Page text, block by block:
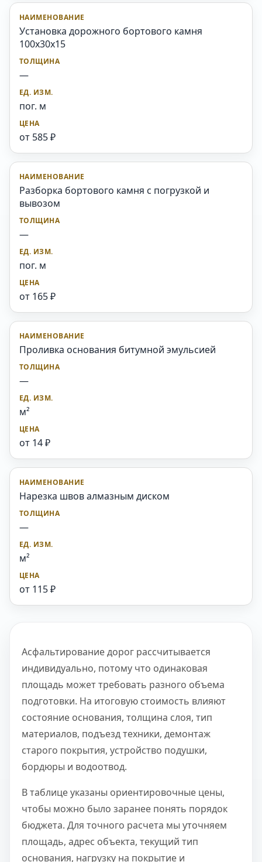
Установка дорожного бортового камня
100x30x15
—
пог. м
от 585 ₽
Разборка бортового камня с погрузкой и
вывозом
—
пог. м
от 165 ₽
Проливка основания битумной эмульсией
—
м²
от 14 ₽
Нарезка швов алмазным диском
—
м²
от 115 ₽
Асфальтирование дорог рассчитывается
индивидуально, потому что одинаковая
площадь может требовать разного объема
подготовки. На итоговую стоимость влияют
состояние основания, толщина слоя, тип
материалов, подъезд техники, демонтаж
старого покрытия, устройство подушки,
бордюры и водоотвод.
В таблице указаны ориентировочные цены,
чтобы можно было заранее понять порядок
бюджета. Для точного расчета мы уточняем
площадь, адрес объекта, текущий тип
основания, нагрузку на покрытие и